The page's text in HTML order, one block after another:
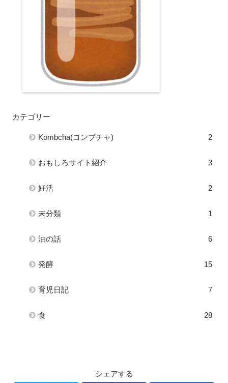
カテゴリー
Kombcha(コンブチャ) 2
おもしろサイト紹介 3
妊活 2
未分類 1
油の話 6
発酵 15
育児日記 7
食 28
シェアする